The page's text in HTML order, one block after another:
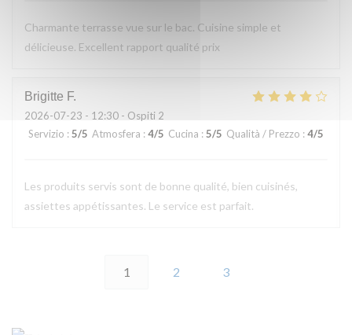
Charmante terrasse vue sur le bac. Cuisine simple et
délicieuse. Excellent rapport qualité prix
Brigitte F
2026-07-23 - 12:30 - Ospiti 2
Servizio : 5/5 Atmosfera : 4/5 Cucina : 5/5 Qualità / Prezzo : 4/5
Les produits servis sont de bonne qualité, bien cuisinés,
assiettes appétissantes. Le service est parfait.
1 2 3